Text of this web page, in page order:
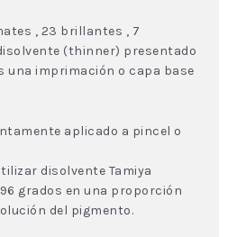
, 23 brillantes , 7
(thinner) presentado
una imprimación o capa base
aplicado a pincel o
disolvente Tamiya
grados en una proporción
del pigmento.